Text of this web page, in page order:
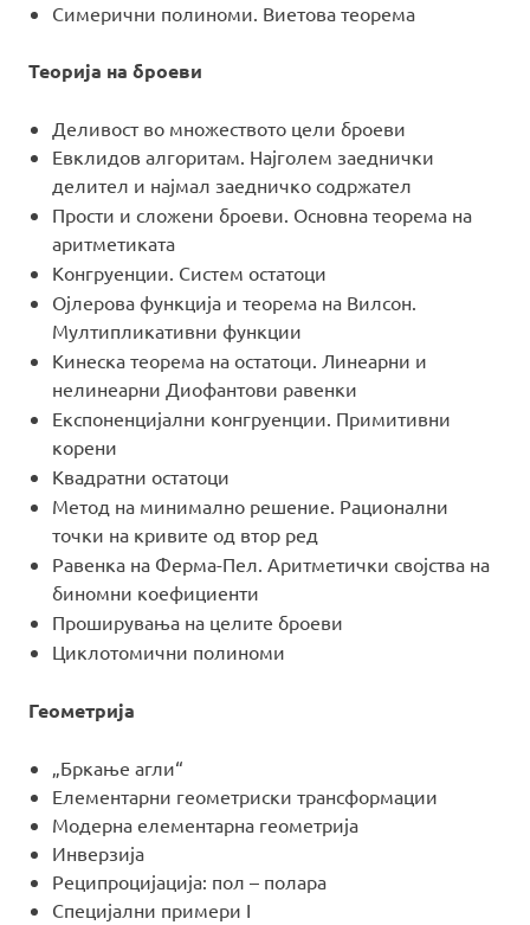
Симерични полиноми. Виетова теорема
Теорија на броеви
Деливост во множеството цели броеви
Евклидов алгоритам. Најголем заеднички
делител и најмал заедничко содржател
Прости и сложени броеви. Основна теорема на
аритметиката
Конгруенции. Систем остатоци
Ојлерова функција и теорема на Вилсон.
Мултипликативни функции
Кинеска теорема на остатоци. Линеарни и
нелинеарни Диофантови равенки
Експоненцијални конгруенции. Примитивни
корени
Квадратни остатоци
Метод на минимално решение. Рационални
точки на кривите од втор ред
Равенка на Ферма-Пел. Аритметички својства на
биномни коефициенти
Проширувања на целите броеви
Циклотомични полиноми
Геометрија
„Бркање агли“
Елементарни геометриски трансформации
Модерна елементарна геометрија
Инверзија
Реципроцијација: пол – полара
Специјални примери I